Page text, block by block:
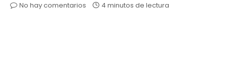
No hay comentarios
4 minutos de lectura